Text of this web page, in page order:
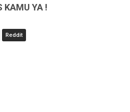
KAMU YA !
Reddit